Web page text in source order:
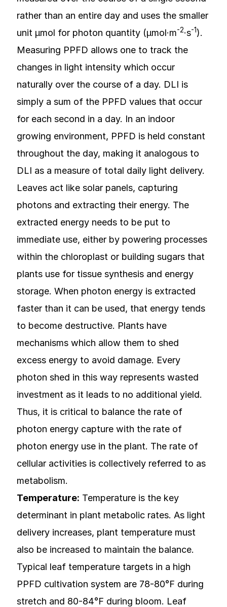
rather than an entire day and uses the smaller
unit µmol for photon quantity (µmol·m-2·s-1).
Measuring PPFD allows one to track the
changes in light intensity which occur
naturally over the course of a day. DLI is
simply a sum of the PPFD values that occur
for each second in a day. In an indoor
growing environment, PPFD is held constant
throughout the day, making it analogous to
DLI as a measure of total daily light delivery.
Leaves act like solar panels, capturing
photons and extracting their energy. The
extracted energy needs to be put to
immediate use, either by powering processes
within the chloroplast or building sugars that
plants use for tissue synthesis and energy
storage. When photon energy is extracted
faster than it can be used, that energy tends
to become destructive. Plants have
mechanisms which allow them to shed
excess energy to avoid damage. Every
photon shed in this way represents wasted
investment as it leads to no additional yield.
Thus, it is critical to balance the rate of
photon energy capture with the rate of
photon energy use in the plant. The rate of
cellular activities is collectively referred to as
metabolism.
Temperature: Temperature is the key
determinant in plant metabolic rates. As light
delivery increases, plant temperature must
also be increased to maintain the balance.
Typical leaf temperature targets in a high
PPFD cultivation system are 78-80°F during
stretch and 80-84°F during bloom. Leaf